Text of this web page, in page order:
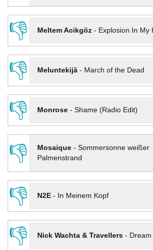
👎
Meltem Acikgöz- Explosion In My
👎
Meluntekijä- March of the Dead
👎
Monrose- Shame (Radio Edit)
👎
Mosaique- Sommersonne weißer
Palmenstrand
👎
N2E- In Meinem Kopf
👎
Nick Wachta & Travellers-